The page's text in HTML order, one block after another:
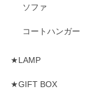
ソファ
コートハンガー
★LAMP
★GIFT BOX